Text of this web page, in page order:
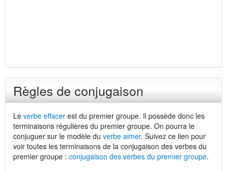
Règles de conjugaison
Le verbe effacer est du premier groupe. Il possède donc les
terminaisons régulières du premier groupe. On pourra le
conjuguer sur le modèle du verbe aimer. Suivez ce lien pour
voir toutes les terminaisons de la conjugaison des verbes du
premier groupe : conjugaison des verbes du premier groupe.